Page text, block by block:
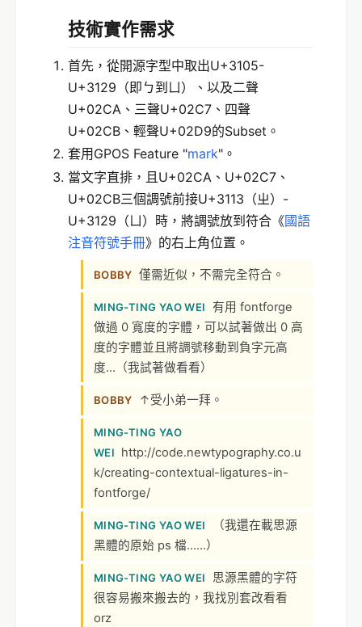
技術實作需求
首先，從開源字型中取出U+3105-
U+3129（即ㄅ到ㄩ）、以及二聲
U+02CA、三聲U+02C7、四聲
U+02CB、輕聲U+02D9的Subset。
套用GPOS Feature "mark"。
當文字直排，且U+02CA、U+02C7、
U+02CB三個調號前接U+3113（ㄓ）-
U+3129（ㄩ）時，將調號放到符合《國語
注音符號手冊》的右上角位置。
BOBBY 僅需近似，不需完全符合。
MING-TING YAO WEI
有用 fontforge
做過 0 寬度的字體，可以試著做出 0 高
度的字體並且將調號移動到負字元高
度…（我試著做看看）
BOBBY ↑受小弟一拜。
MING-TING YAO
WEI
http://code.newtypography.co.u
k/creating-contextual-ligatures-in-
fontforge/
MING-TING YAO WEI
（我還在載思源
黑體的原始 ps 檔……）
MING-TING YAO WEI
思源黑體的字符
很容易搬來搬去的，我找別套改看看
orz